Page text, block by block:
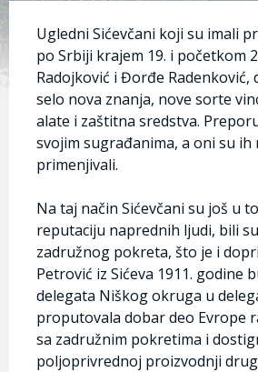
Ugledni Sićevčani koji su imali
po Srbiji krajem 19. i početkom
Radojković i Đorđe Radenković,
selo nova znanja, nove sorte
alate i zaštitna sredstva.
svojim sugrađanima, a oni su
primenjivali.
Na taj način Sićevčani su još u
reputaciju naprednih ljudi, bili
zadružnog pokreta, što je i
Petrović iz Sićeva 1911. godine
delegata Niškog okruga u
proputovala dobar deo Evrope
sa zadružnim pokretima i
poljoprivrednoj proizvodnji